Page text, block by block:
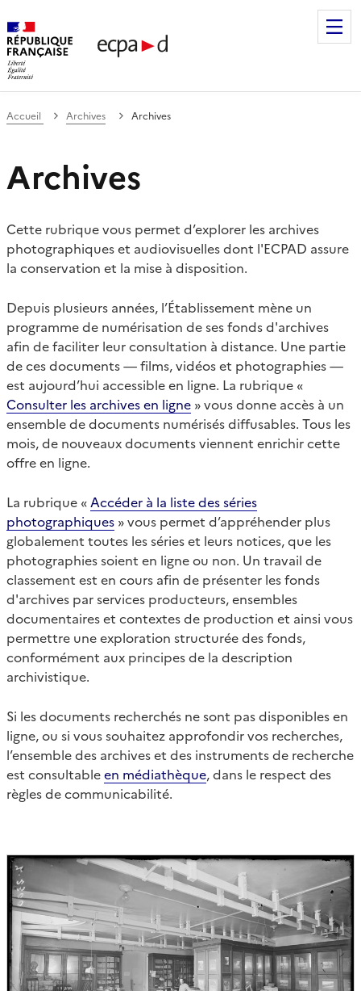
de communication et de production
Accueil Archives Archives
Archives
Cette rubrique vous permet d’explorer les archives
photographiques et audiovisuelles dont l'ECPAD assure
la conservation et la mise à disposition.
Depuis plusieurs années, l’Établissement mène un
programme de numérisation de ses fonds d'archives
afin de faciliter leur consultation à distance. Une partie
de ces documents — films, vidéos et photographies —
est aujourd’hui accessible en ligne. La rubrique «
Consulter les archives en ligne » vous donne accès à un
ensemble de documents numérisés diffusables. Tous les
mois, de nouveaux documents viennent enrichir cette
offre en ligne.
La rubrique « Accéder à la liste des séries
photographiques » vous permet d’appréhender plus
globalement toutes les séries et leurs notices, que les
photographies soient en ligne ou non. Un travail de
classement est en cours afin de présenter les fonds
d'archives par services producteurs, ensembles
documentaires et contextes de production et ainsi vous
permettre une exploration structurée des fonds,
conformément aux principes de la description
archivistique.
Si les documents recherchés ne sont pas disponibles en
ligne, ou si vous souhaitez approfondir vos recherches,
l’ensemble des archives et des instruments de recherche
est consultableen médiathèque, dans le respect des
règles de communicabilité.